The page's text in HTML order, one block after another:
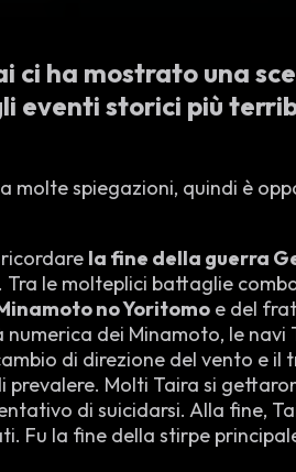
ci ha mostrato una
eventi storici più
molte spiegazioni, quindi è
la fine della guerra
. Tra le molteplici battaglie
no Yoritomoe del
dei Minamoto, le
di direzione del vento e il
prevalere. Molti Taira si
di suicidarsi. Alla fine,
Fu la fine della stirpe